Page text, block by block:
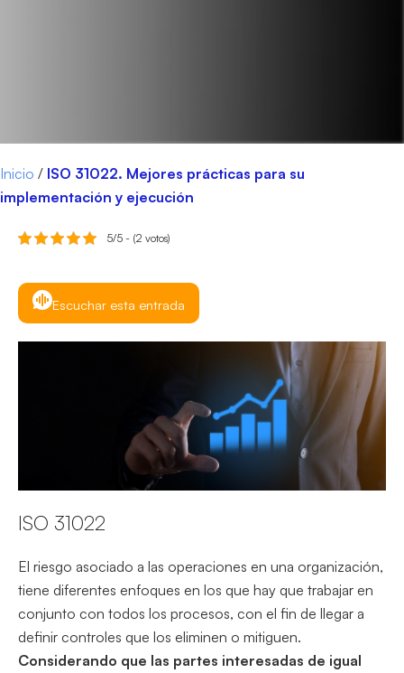
Inicio / ISO 31022. Mejores prácticas para su
implementación y ejecución
5/5 - (2 votos)
Escuchar esta entrada
ISO 31022
El riesgo asociado a las operaciones en una organización,
tiene diferentes enfoques en los que hay que trabajar en
conjunto con todos los procesos, con el fin de llegar a
definir controles que los eliminen o mitiguen.
Considerando que las partes interesadas de igual